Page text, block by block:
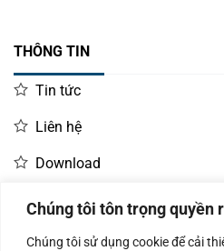
Chúng tôi tôn trọng quyền
Chúng tôi sử dụng cookie để cải
THÔNG TIN
Tin tức
Liên hệ
Download
LIÊN HỆ MUA HÀNG